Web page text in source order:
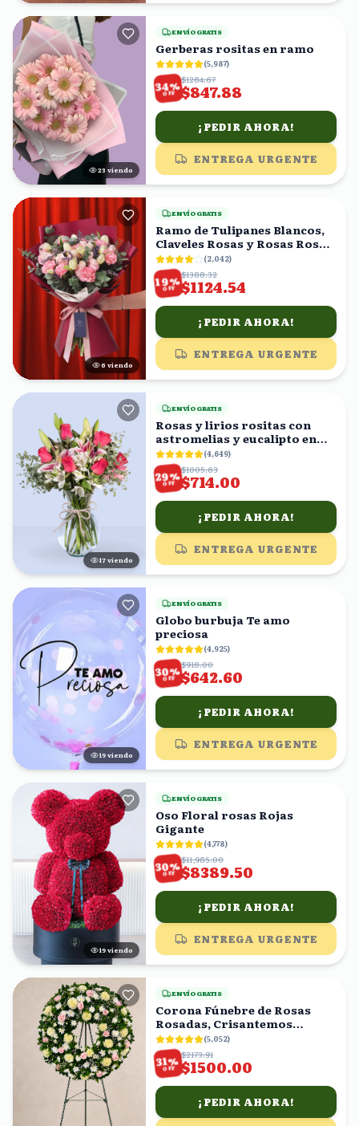
23 viendo
ENVÍO GRATIS
Gerberas rositas en ramo
(5,987)
34%
OFF
$1284.67
$847.88
¡PEDIR AHORA!
ENTREGA URGENTE
6 viendo
ENVÍO GRATIS
Ramo de Tulipanes Blancos,
Claveles Rosas y Rosas Rosas
con Eucalipto
(2,042)
19%
OFF
$1388.32
$1124.54
¡PEDIR AHORA!
ENTREGA URGENTE
17 viendo
ENVÍO GRATIS
Rosas y lirios rositas con
astromelias y eucalipto en
florero (4,649)
29%
OFF
$1005.63
$714.00
¡PEDIR AHORA!
ENTREGA URGENTE
19 viendo
ENVÍO GRATIS
Globo burbuja Te amo
preciosa
(4,925)
30%
OFF
$918.00
$642.60
¡PEDIR AHORA!
ENTREGA URGENTE
19 viendo
ENVÍO GRATIS
Oso Floral rosas Rojas
Gigante
(4,778)
30%
OFF
$11,985.00
$8389.50
¡PEDIR AHORA!
ENTREGA URGENTE
ENVÍO GRATIS
Corona Fúnebre de Rosas
Rosadas, Crisantemos
Amarillos y Follaje
(5,052)
31%
OFF
$2173.91
$1500.00
¡PEDIR AHORA!